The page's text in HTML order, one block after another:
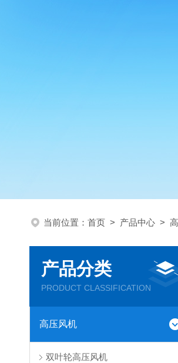
当前位置： 首页 > 产品中心 >
产品分类
PRODUCT CLASSIFICATION
高压风机
双叶轮高压风机